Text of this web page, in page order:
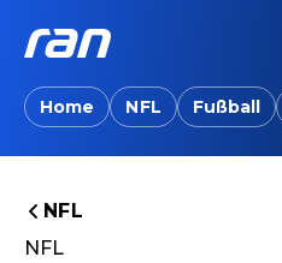
Home NFL Fußball
NFL
NFL